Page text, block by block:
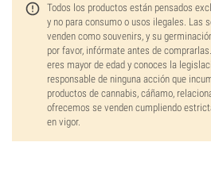
Todos los productos están pensados
y no para consumo o usos ilegales. Las
venden como souvenirs, y su
por favor, infórmate antes de
eres mayor de edad y conoces la
responsable de ninguna acción que
productos de cannabis, cáñamo,
ofrecemos se venden cumpliendo
en vigor.